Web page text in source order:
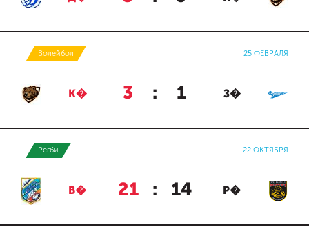
Волейбол 25 ФЕВРАЛЯ
К� 3 : 1 З�
Регби 22 ОКТЯБРЯ
В� 21 : 14 Р�